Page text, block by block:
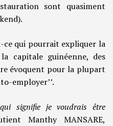
sont quasiment
ce qui pourrait expliquer la
capitale guinéenne, des
évoquent pour la plupart
employer’’.
signifie je voudrais être
Manthy MANSARE,